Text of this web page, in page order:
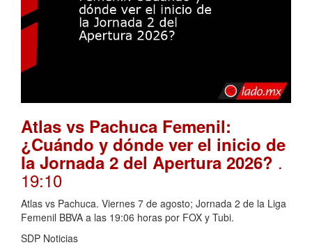
Atlas vs Pachuca Femenil:
¿Cuándo y dónde ver el inicio de
la Jornada 2 del Apertura 2026? .
19:10
Atlas vs Pachuca. Viernes 7 de agosto; Jornada 2 de la Liga
Femenil BBVA a las 19:06 horas por FOX y Tubi.
SDP Noticias